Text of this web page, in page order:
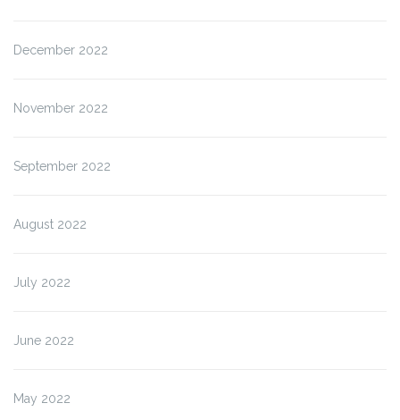
December 2022
November 2022
September 2022
August 2022
July 2022
June 2022
May 2022